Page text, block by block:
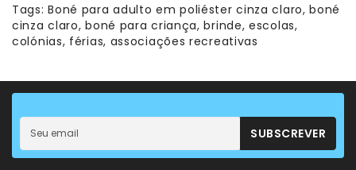
Livros
-
Leitura
Primeiras
Descobertas
Tags:Boné para adulto em poliéster cinza claro,boné
cinza claro,boné para criança,brinde,escolas,
colónias, férias, associações recreativas
SUBSCREVER